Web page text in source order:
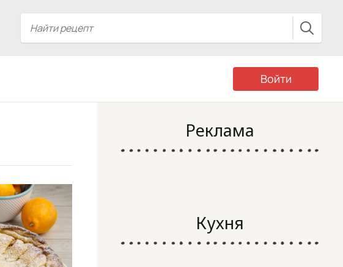
Войти
Реклама
Кухня